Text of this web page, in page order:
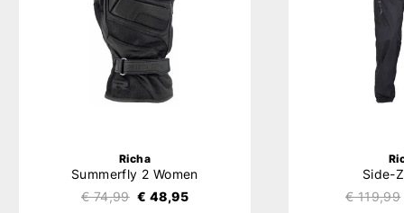
Richa
Summerfly 2 Women
€ 74,99 € 48,95
Side-
€ 119,99